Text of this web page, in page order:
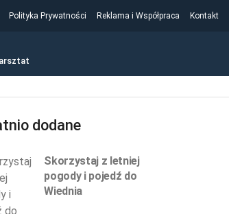
Polityka Prywatności Reklama i Współpraca Kontakt
dodane
Skorzystaj z letniej
pogody i pojedź do
Wiednia